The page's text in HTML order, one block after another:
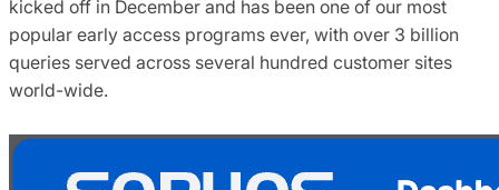
kicked off in December and has been one of our most
popular early access programs ever, with over 3 billion
queries served across several hundred customer sites
world-wide.